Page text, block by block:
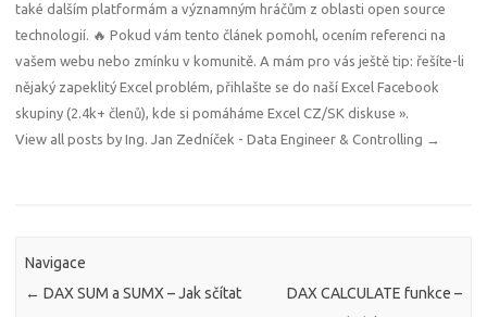
také dalším platformám a významným hráčům z oblasti open source
technologií. 🔥 Pokud vám tento článek pomohl, ocením referenci na
vašem webu nebo zmínku v komunitě. A mám pro vás ještě tip: řešíte-li
nějaký zapeklitý Excel problém, přihlašte se do naší Excel Facebook
skupiny (2.4k+ členů), kde si pomáháme Excel CZ/SK diskuse ».
View all posts by Ing. Jan Zedníček - Data Engineer & Controlling →
Navigace
← DAX SUM a SUMX – Jak sčítat
DAX CALCULATE funkce –